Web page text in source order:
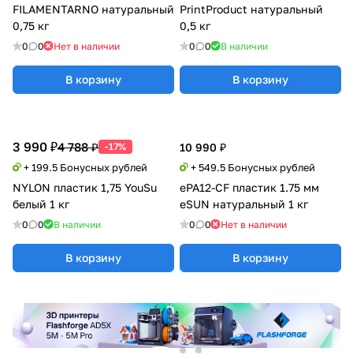
PrintProduct натуральный
0,5 кг
0 0 В наличии
В корзину
3 990 ₽4 788 ₽ -17%
+ 199.5 Бонусных рублей
NYLON пластик 1,75 YouSu
белый 1 кг
0 0 В наличии
В корзину
10 990 ₽
+ 549.5 Бонусных рублей
ePA12-CF пластик 1.75 мм
eSUN натуральный 1 кг
0 0 Нет в наличии
В корзину
FILAMENTARNO натуральный
0,75 кг
0 0 Нет в наличии
В корзину